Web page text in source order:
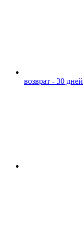
возврат - 30 дней